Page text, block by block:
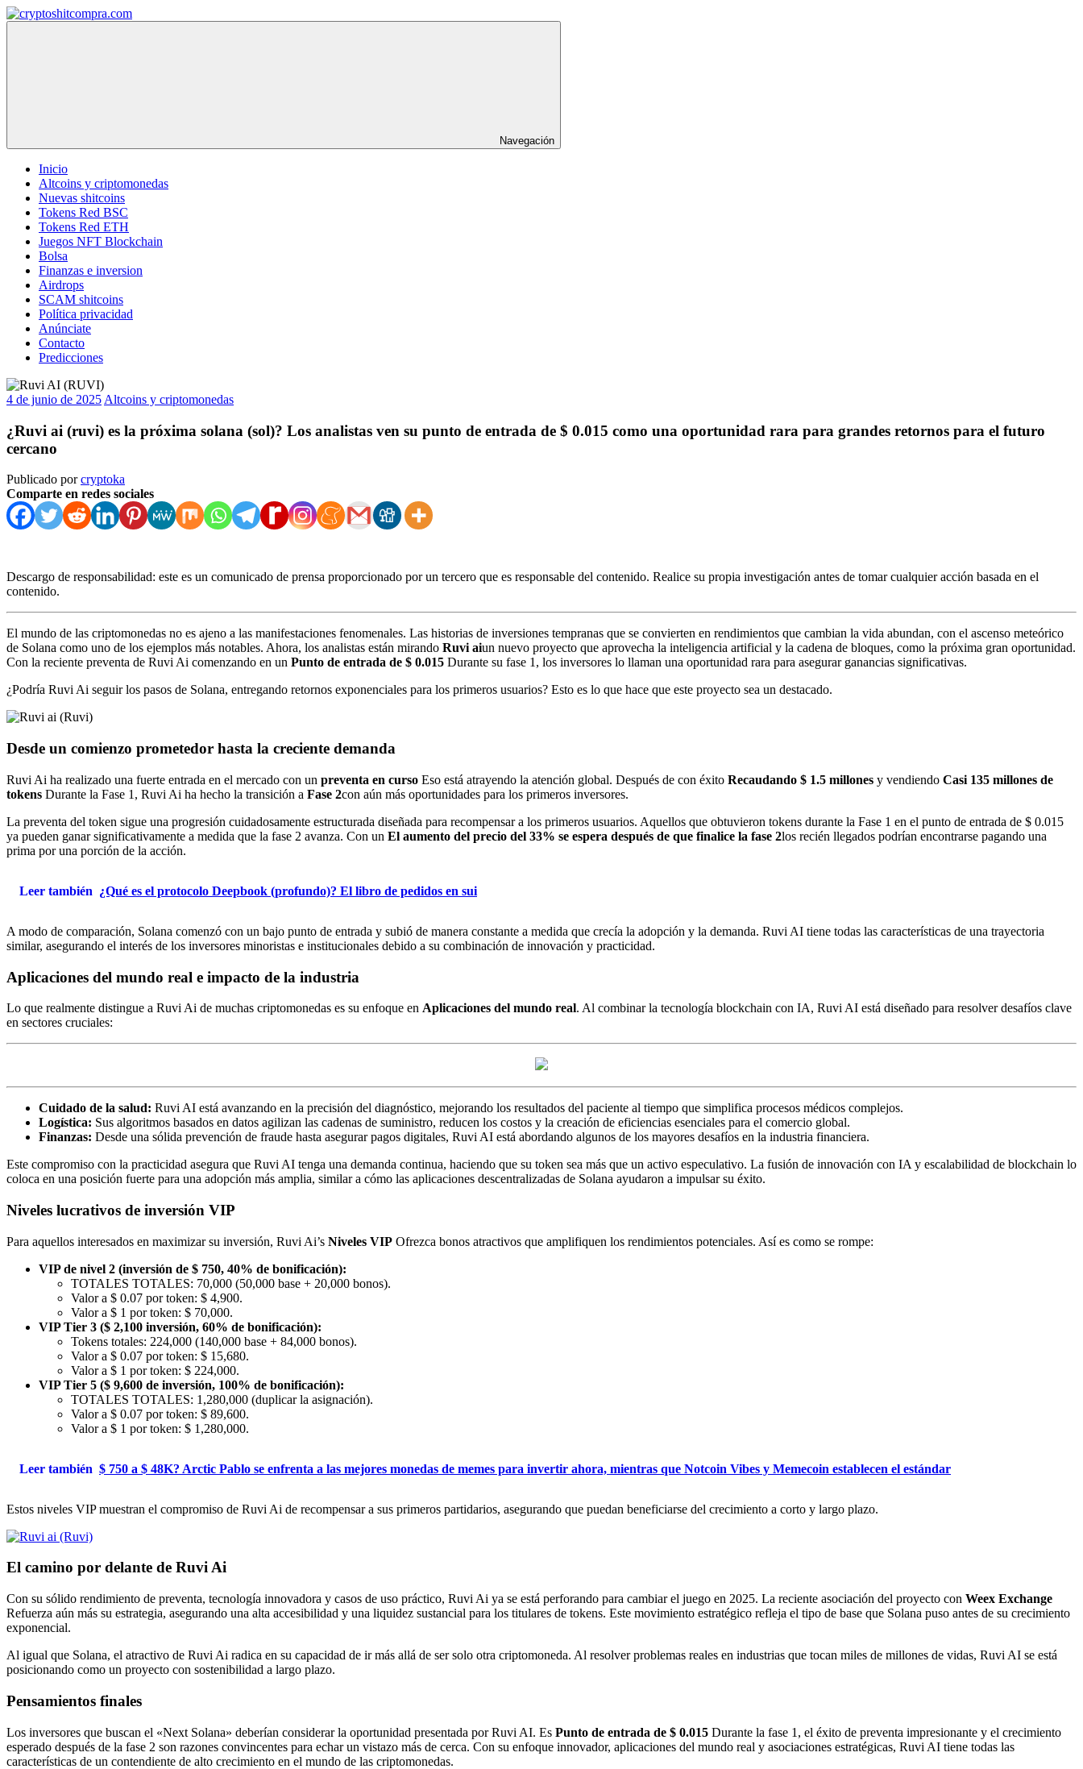
Saltar
al
Navegación
Inicio
Altcoins y criptomonedas
Nuevas shitcoins
Tokens Red BSC
Tokens Red ETH
Juegos NFT Blockchain
Bolsa
Finanzas e inversion
Airdrops
SCAM shitcoins
Política privacidad
Anúnciate
Contacto
Predicciones
4 de junio de 2025 Altcoins y criptomonedas
¿Ruvi ai (ruvi) es la próxima solana (sol)? Los analistas ven su punto de entrada de $ 0.015 como una oportunidad rara para grandes retornos para el futuro
cercano
Publicado porcryptoka
Comparte en redes sociales
Descargo de responsabilidad: este es un comunicado de prensa proporcionado por un tercero que es responsable del contenido. Realice su propia investigación antes de tomar cualquier acción basada en el
contenido.
El mundo de las criptomonedas no es ajeno a las manifestaciones fenomenales. Las historias de inversiones tempranas que se convierten en rendimientos que cambian la vida abundan, con el ascenso meteórico
de Solana como uno de los ejemplos más notables. Ahora, los analistas están mirando Ruvi aiun nuevo proyecto que aprovecha la inteligencia artificial y la cadena de bloques, como la próxima gran oportunidad.
Con la reciente preventa de Ruvi Ai comenzando en un Punto de entrada de $ 0.015 Durante su fase 1, los inversores lo llaman una oportunidad rara para asegurar ganancias significativas.
¿Podría Ruvi Ai seguir los pasos de Solana, entregando retornos exponenciales para los primeros usuarios? Esto es lo que hace que este proyecto sea un destacado.
Desde un comienzo prometedor hasta la creciente demanda
Ruvi Ai ha realizado una fuerte entrada en el mercado con un preventa en curso Eso está atrayendo la atención global. Después de con éxito Recaudando $ 1.5 millones y vendiendo Casi 135 millones de
tokens Durante la Fase 1, Ruvi Ai ha hecho la transición a Fase 2con aún más oportunidades para los primeros inversores.
La preventa del token sigue una progresión cuidadosamente estructurada diseñada para recompensar a los primeros usuarios. Aquellos que obtuvieron tokens durante la Fase 1 en el punto de entrada de $ 0.015
ya pueden ganar significativamente a medida que la fase 2 avanza. Con un El aumento del precio del 33% se espera después de que finalice la fase 2los recién llegados podrían encontrarse pagando una
prima por una porción de la acción.
Leer también ¿Qué es el protocolo Deepbook (profundo)? El libro de pedidos en sui
A modo de comparación, Solana comenzó con un bajo punto de entrada y subió de manera constante a medida que crecía la adopción y la demanda. Ruvi AI tiene todas las características de una trayectoria
similar, asegurando el interés de los inversores minoristas e institucionales debido a su combinación de innovación y practicidad.
Aplicaciones del mundo real e impacto de la industria
Lo que realmente distingue a Ruvi Ai de muchas criptomonedas es su enfoque en Aplicaciones del mundo real. Al combinar la tecnología blockchain con IA, Ruvi AI está diseñado para resolver desafíos clave
en sectores cruciales:
Cuidado de la salud: Ruvi AI está avanzando en la precisión del diagnóstico, mejorando los resultados del paciente al tiempo que simplifica procesos médicos complejos.
Logística: Sus algoritmos basados ​​en datos agilizan las cadenas de suministro, reducen los costos y la creación de eficiencias esenciales para el comercio global.
Finanzas: Desde una sólida prevención de fraude hasta asegurar pagos digitales, Ruvi AI está abordando algunos de los mayores desafíos en la industria financiera.
Este compromiso con la practicidad asegura que Ruvi AI tenga una demanda continua, haciendo que su token sea más que un activo especulativo. La fusión de innovación con IA y escalabilidad de blockchain lo
coloca en una posición fuerte para una adopción más amplia, similar a cómo las aplicaciones descentralizadas de Solana ayudaron a impulsar su éxito.
Niveles lucrativos de inversión VIP
Para aquellos interesados ​​en maximizar su inversión, Ruvi Ai’s Niveles VIP Ofrezca bonos atractivos que amplifiquen los rendimientos potenciales. Así es como se rompe:
VIP de nivel 2 (inversión de $ 750, 40% de bonificación):
TOTALES TOTALES: 70,000 (50,000 base + 20,000 bonos).
Valor a $ 0.07 por token: $ 4,900.
Valor a $ 1 por token: $ 70,000.
VIP Tier 3 ($ 2,100 inversión, 60% de bonificación):
Tokens totales: 224,000 (140,000 base + 84,000 bonos).
Valor a $ 0.07 por token: $ 15,680.
Valor a $ 1 por token: $ 224,000.
VIP Tier 5 ($ 9,600 de inversión, 100% de bonificación):
TOTALES TOTALES: 1,280,000 (duplicar la asignación).
Valor a $ 0.07 por token: $ 89,600.
Valor a $ 1 por token: $ 1,280,000.
Leer también $ 750 a $ 48K? Arctic Pablo se enfrenta a las mejores monedas de memes para invertir ahora, mientras que Notcoin Vibes y Memecoin establecen el estándar
Estos niveles VIP muestran el compromiso de Ruvi Ai de recompensar a sus primeros partidarios, asegurando que puedan beneficiarse del crecimiento a corto y largo plazo.
El camino por delante de Ruvi Ai
Con su sólido rendimiento de preventa, tecnología innovadora y casos de uso práctico, Ruvi Ai ya se está perforando para cambiar el juego en 2025. La reciente asociación del proyecto con Weex Exchange
Refuerza aún más su estrategia, asegurando una alta accesibilidad y una liquidez sustancial para los titulares de tokens. Este movimiento estratégico refleja el tipo de base que Solana puso antes de su crecimiento
exponencial.
Al igual que Solana, el atractivo de Ruvi Ai radica en su capacidad de ir más allá de ser solo otra criptomoneda. Al resolver problemas reales en industrias que tocan miles de millones de vidas, Ruvi AI se está
posicionando como un proyecto con sostenibilidad a largo plazo.
Pensamientos finales
Los inversores que buscan el «Next Solana» deberían considerar la oportunidad presentada por Ruvi AI. Es Punto de entrada de $ 0.015 Durante la fase 1, el éxito de preventa impresionante y el crecimiento
esperado después de la fase 2 son razones convincentes para echar un vistazo más de cerca. Con su enfoque innovador, aplicaciones del mundo real y asociaciones estratégicas, Ruvi AI tiene todas las
características de un contendiente de alto crecimiento en el mundo de las criptomonedas.